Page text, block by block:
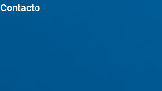
Contacto